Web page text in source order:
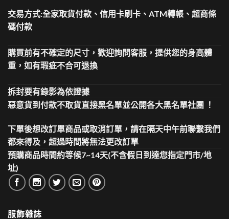
交易方式:全家取貨付款、信用卡刷卡、ATM轉帳、超商條
碼付款
購買前有不確定的尺寸，歡迎詢問客服，提供您的身高體
重，如有瑕疵不合可退換
拆封要有錄影為依證據
惡意貨到付款不取貨直接黑名單並公開各大黑名單社團 ！
下單後想改訂單商品或取消訂單，請在隔天中午前聯繫我們
都來得及，超過時間將無法更改訂單
預購商品時間約等候7~14天(不含假日到達您指定門市/地
址)
服飾雜誌